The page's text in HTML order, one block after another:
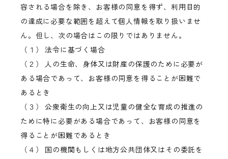
容される場合を除き、お客様の同意を得ず、利用目的
の達成に必要な範囲を超えて個人情報を取り扱いませ
ん。但し、次の場合はこの限りではありません。
（１） 法令に基づく場合
（２） 人の生命、身体又は財産の保護のために必要が
ある場合であって、お客様の同意を得ることが困難で
あるとき
（３） 公衆衛生の向上又は児童の健全な育成の推進の
ために特に必要がある場合であって、お客様の同意を
得ることが困難であるとき
（４） 国の機関もしくは地方公共団体又はその委託を